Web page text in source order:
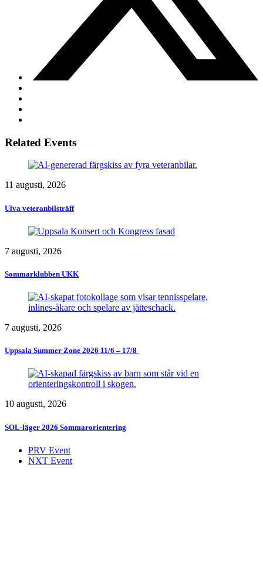
Related Events
11 augusti, 2026
Ulva veteranbilsträff
7 augusti, 2026
Sommarklubben UKK
7 augusti, 2026
Uppsala Summer Zone 2026 11/6 – 17/8 ​
10 augusti, 2026
SOL-läger 2026 Sommarorientering
PRV Event
NXT Event